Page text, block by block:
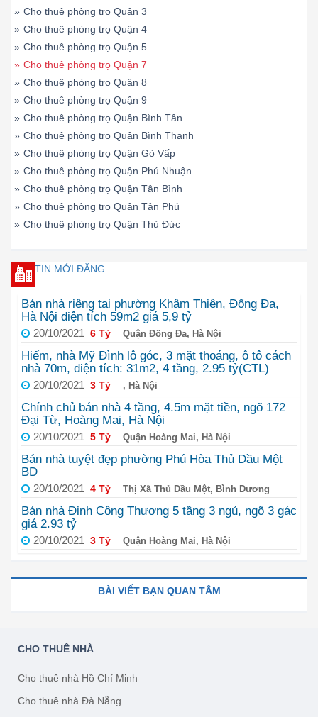
» Cho thuê phòng trọ Quận 3
» Cho thuê phòng trọ Quận 4
» Cho thuê phòng trọ Quận 5
» Cho thuê phòng trọ Quận 7
» Cho thuê phòng trọ Quận 8
» Cho thuê phòng trọ Quận 9
» Cho thuê phòng trọ Quận Bình Tân
» Cho thuê phòng trọ Quận Bình Thạnh
» Cho thuê phòng trọ Quận Gò Vấp
» Cho thuê phòng trọ Quận Phú Nhuận
» Cho thuê phòng trọ Quận Tân Bình
» Cho thuê phòng trọ Quận Tân Phú
» Cho thuê phòng trọ Quận Thủ Đức
TIN MỚI ĐĂNG
Bán nhà riêng tại phường Khâm Thiên, Đống Đa,
Hà Nội diện tích 59m2 giá 5,9 tỷ
20/10/2021 6 Tỷ Quận Đống Đa, Hà Nội
Hiếm, nhà Mỹ Đình lô góc, 3 mặt thoáng, ô tô cách
nhà 70m, diện tích: 31m2, 4 tầng, 2.95 tỷ(CTL)
20/10/2021 3 Tỷ , Hà Nội
Chính chủ bán nhà 4 tầng, 4.5m mặt tiền, ngõ 172
Đại Từ, Hoàng Mai, Hà Nội
20/10/2021 5 Tỷ Quận Hoàng Mai, Hà Nội
Bán nhà tuyệt đẹp phường Phú Hòa Thủ Dầu Một
BD
20/10/2021 4 Tỷ Thị Xã Thủ Dầu Một, Bình Dương
Bán nhà Định Công Thượng 5 tầng 3 ngủ, ngõ 3 gác
giá 2.93 tỷ
20/10/2021 3 Tỷ Quận Hoàng Mai, Hà Nội
BÀI VIẾT BẠN QUAN TÂM
CHO THUÊ NHÀ
Cho thuê nhà Hồ Chí Minh
Cho thuê nhà Đà Nẵng